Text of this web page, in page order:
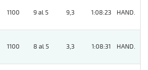
1100 9 al 5 9,3 1:08:23 HAND.
1100 8 al 5 3,3 1:08:31 HAND.